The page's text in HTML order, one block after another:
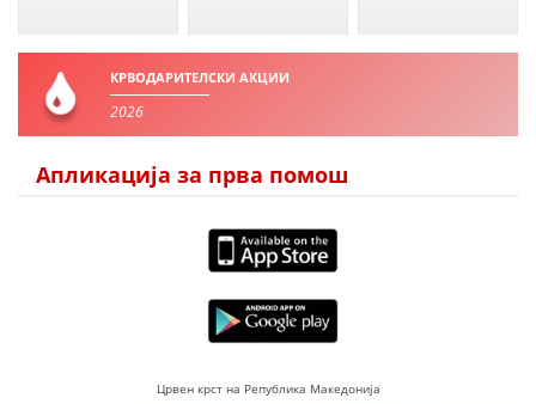
ДЕЈСТВУВАЊЕ
КРВОДАРИТЕЛСКИ АКЦИИ
2026
Апликација за прва помош
Црвен крст на Република Македонија